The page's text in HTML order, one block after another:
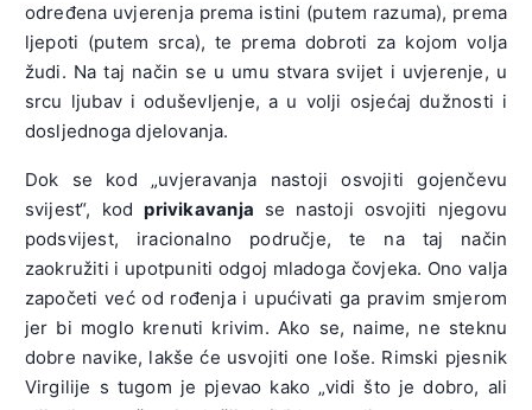
određena uvjerenja prema istini (putem razuma), prema
ljepoti (putem srca), te prema dobroti za kojom volja
žudi. Na taj način se u umu stvara svijet i uvjerenje, u
srcu ljubav i oduševljenje, a u volji osjećaj dužnosti i
dosljednoga djelovanja.
Dok se kod „uvjeravanja nastoji osvojiti gojenčevu
svijest“, kodprivikavanja se nastoji osvojiti njegovu
podsvijest, iracionalno područje, te na taj način
zaokružiti i upotpuniti odgoj mladoga čovjeka. Ono valja
započeti već od rođenja i upućivati ga pravim smjerom
jer bi moglo krenuti krivim. Ako se, naime, ne steknu
dobre navike, lakše će usvojiti one loše. Rimski pjesnik
Virgilije s tugom je pjevao kako „vidi što je dobro, ali